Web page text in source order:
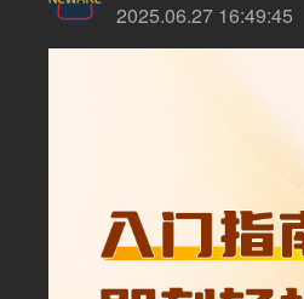
2025.06.27 16:49:45